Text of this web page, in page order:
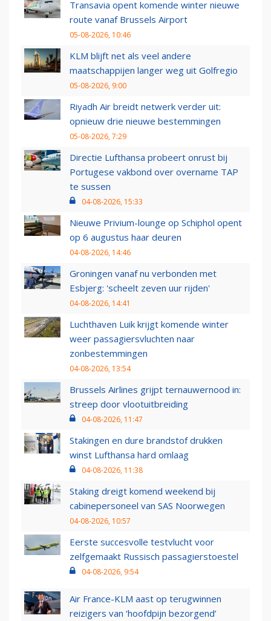
Transavia opent komende winter nieuwe
route vanaf Brussels Airport
05-08-2026, 10:46
KLM blijft net als veel andere
maatschappijen langer weg uit Golfregio
05-08-2026, 9:00
Riyadh Air breidt netwerk verder uit:
opnieuw drie nieuwe bestemmingen
05-08-2026, 7:29
Directie Lufthansa probeert onrust bij
Portugese vakbond over overname TAP
te sussen
04-08-2026, 15:33
Nieuwe Privium-lounge op Schiphol opent
op 6 augustus haar deuren
04-08-2026, 14:46
Groningen vanaf nu verbonden met
Esbjerg: 'scheelt zeven uur rijden'
04-08-2026, 14:41
Luchthaven Luik krijgt komende winter
weer passagiersvluchten naar
zonbestemmingen
04-08-2026, 13:54
Brussels Airlines grijpt ternauwernood in:
streep door vlootuitbreiding
04-08-2026, 11:47
Stakingen en dure brandstof drukken
winst Lufthansa hard omlaag
04-08-2026, 11:38
Staking dreigt komend weekend bij
cabinepersoneel van SAS Noorwegen
04-08-2026, 10:57
Eerste succesvolle testvlucht voor
zelfgemaakt Russisch passagierstoestel
04-08-2026, 9:54
Air France-KLM aast op terugwinnen
reizigers van ‘hoofdpijn bezorgend’